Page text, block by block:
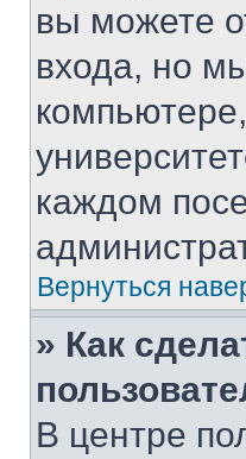
вы можете
входа, но
каждом
Вернуться
» Как
В центре